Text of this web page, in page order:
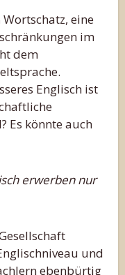
eine
im
dem
Englisch ist
Es könnte auch
erwerben nur
und
ebenbürtig